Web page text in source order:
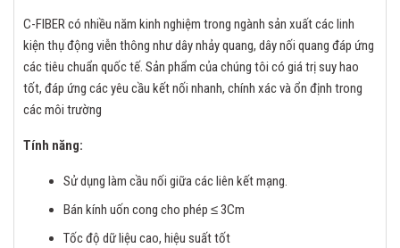
C-FIBER có nhiều năm kinh nghiệm trong ngành sản xuất các linh
kiện thụ động viễn thông như dây nhảy quang, dây nối quang đáp ứng
các tiêu chuẩn quốc tế. Sản phẩm của chúng tôi có giá trị suy hao
tốt, đáp ứng các yêu cầu kết nối nhanh, chính xác và ổn định trong
các môi trường
Tính năng:
Sử dụng làm cầu nối giữa các liên kết mạng.
Bán kính uốn cong cho phép ≤ 3Cm
Tốc độ dữ liệu cao, hiệu suất tốt